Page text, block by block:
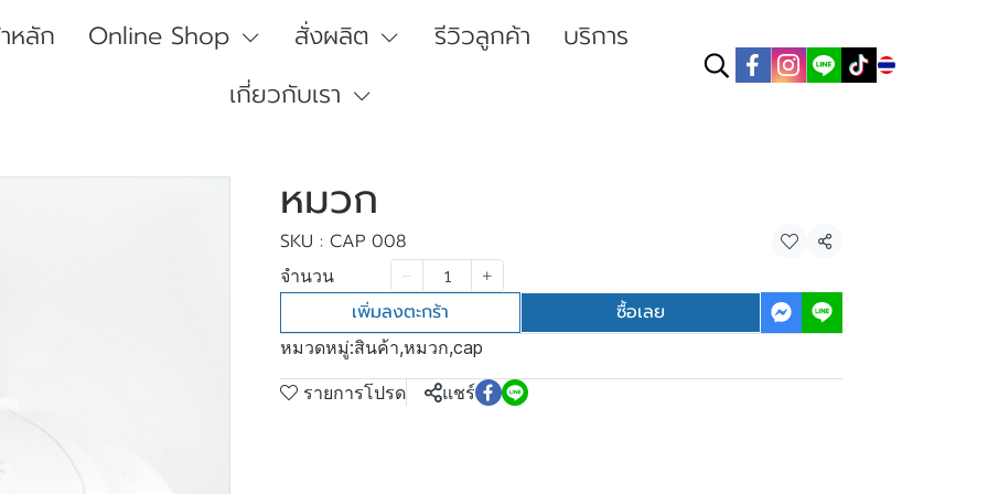
หลัก Online Shop สั่งผลิต รีวิวลูกค้า
บริการ
เกี่ยวกับเรา
หมวก
SKU : CAP 008 แชร์
จำนวน
เพิ่มลงตะกร้า ซื้อเลย
หมวดหมู่:สินค้า,หมวก,cap
รายการโปรด แชร์